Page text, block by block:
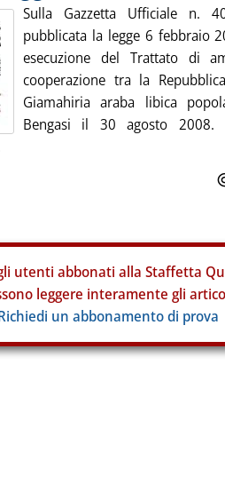
Sulla Gazzetta Ufficiale n.
pubblicata la legge 6 febbraio
esecuzione del Trattato di
cooperazione tra la
Giamahiria araba libica
Bengasi il 30 agosto
utenti abbonati alla Staffetta
leggere interamente gli
un abbonamento di prova
notizia